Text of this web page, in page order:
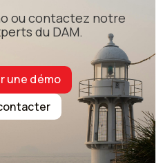
ou contactez notre
du DAM.
une démo